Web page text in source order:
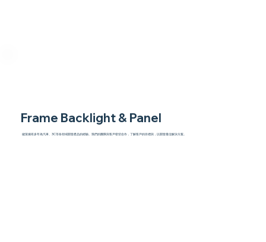
Frame Backlight & Panel
健策擁有多年為汽車、3C等各領域開發產品的經驗。我們的團隊與客戶密切合作，了解客戶的目標與，以開發最佳解決方案。